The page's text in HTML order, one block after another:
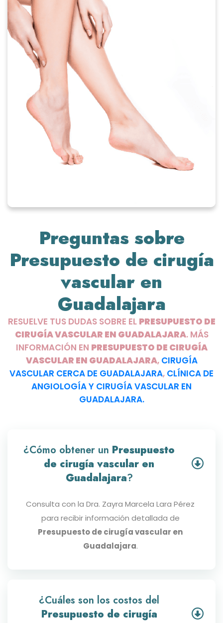
Preguntas sobre
Presupuesto de cirugía
vascular en
Guadalajara
RESUELVE TUS DUDAS SOBRE EL PRESUPUESTO DE
CIRUGÍA VASCULAR EN GUADALAJARA. MÁS
INFORMACIÓN EN PRESUPUESTO DE CIRUGÍA
VASCULAR EN GUADALAJARA, CIRUGÍA
VASCULAR CERCA DE GUADALAJARA, CLÍNICA DE
ANGIOLOGÍA Y CIRUGÍA VASCULAR EN
GUADALAJARA.
¿Cómo obtener un Presupuesto
de cirugía vascular en
Guadalajara?
Consulta con la Dra. Zayra Marcela Lara Pérez
para recibir información detallada de
Presupuesto de cirugía vascular en
Guadalajara.
¿Cuáles son los costos del
Presupuesto de cirugía